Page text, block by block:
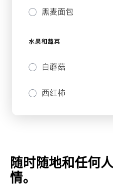
随时随地和任何
情。